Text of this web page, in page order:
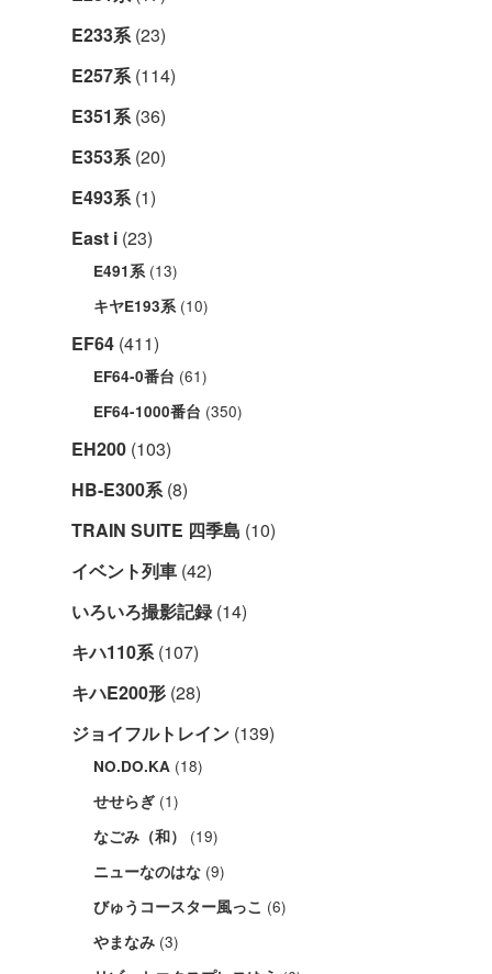
E233系(23)
E257系(114)
E351系(36)
E353系(20)
E493系(1)
East i (23)
E491系 (13)
キヤE193系 (10)
EF64 (411)
EF64-0番台 (61)
EF64-1000番台 (350)
EH200 (103)
HB-E300系(8)
TRAIN SUITE 四季島 (10)
イベント列車 (42)
いろいろ撮影記録(14)
キハ110系(107)
キハE200形 (28)
ジョイフルトレイン (139)
NO.DO.KA (18)
せせらぎ (1)
なごみ（和） (19)
ニューなのはな (9)
びゅうコースター風っこ (6)
やまなみ (3)